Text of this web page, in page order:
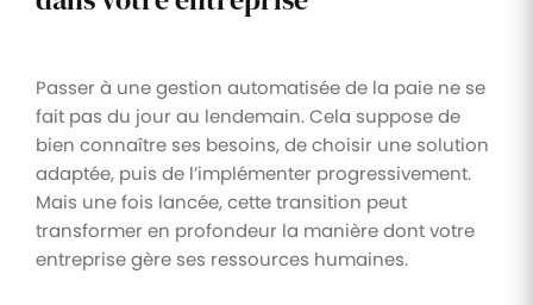
Passer à une gestion automatisée de la paie ne se
fait pas du jour au lendemain. Cela suppose de
bien connaître ses besoins, de choisir une solution
adaptée, puis de l’implémenter progressivement.
Mais une fois lancée, cette transition peut
transformer en profondeur la manière dont votre
entreprise gère ses ressources humaines.